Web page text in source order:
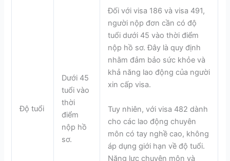
Độ tuổi
Dưới 45
tuổi vào
thời
điểm
nộp hồ
sơ.
Đối với visa 186 và visa 491,
người nộp đơn cần có độ
tuổi dưới 45 vào thời điểm
nộp hồ sơ. Đây là quy định
nhằm đảm bảo sức khỏe và
khả năng lao động của người
xin cấp visa.
Tuy nhiên, với visa 482 dành
cho các lao động chuyên
môn có tay nghề cao, không
áp dụng giới hạn về độ tuổi.
Năng lực chuyên môn và